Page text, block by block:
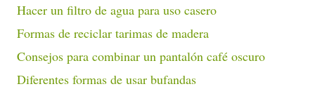
Hacer un filtro de agua para uso casero
Formas de reciclar tarimas de madera
Consejos para combinar un pantalón café oscuro
Diferentes formas de usar bufandas